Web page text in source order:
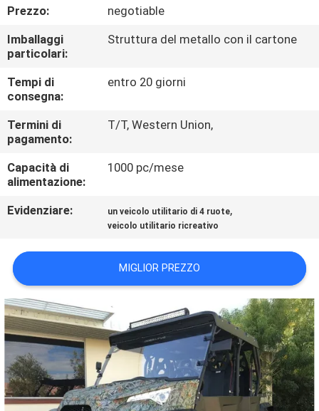
CONTROLLO
DI
QUALITÀ
CONTATTICI
RICHIEDA
UNA
CITAZIONE
MAPPA
DEL
SITO
POLITICA
SULLA
PRIVACY
Prezzo:
negotiable
Imballaggi
particolari:
Struttura del metallo con il cartone
Tempi di
consegna:
entro 20 giorni
Termini di
pagamento:
T/T, Western Union,
Capacità di
alimentazione:
1000 pc/mese
Evidenziare: un veicolo utilitario di 4 ruote,
veicolo utilitario ricreativo
MIGLIOR PREZZO